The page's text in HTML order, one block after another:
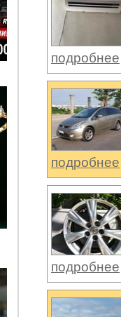
подробнее
подробнее
подробнее